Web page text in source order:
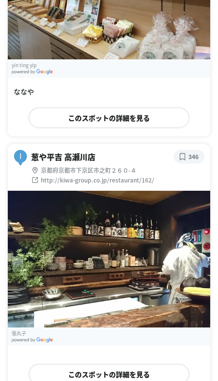
yin ting yip
ななや
このスポットの詳細を見る
I 葱や平吉 高瀬川店
京都府京都市下京区市之町２６０-４
http://kiwa-group.co.jp/restaurant/162/
346
張丸子
このスポットの詳細を見る